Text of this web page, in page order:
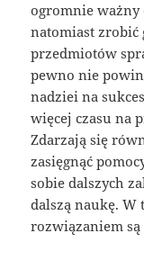
ogromnie ważny
natomiast zrobić
przedmiotów
pewno nie
nadziei na
więcej czasu na
Zdarzają się
zasięgnąć
sobie dalszych
dalszą naukę. W
rozwiązaniem